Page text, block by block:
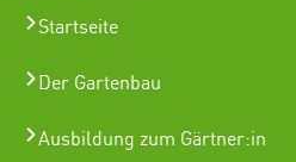
Startseite
Der Gartenbau
Ausbildung zum Gärtner:in